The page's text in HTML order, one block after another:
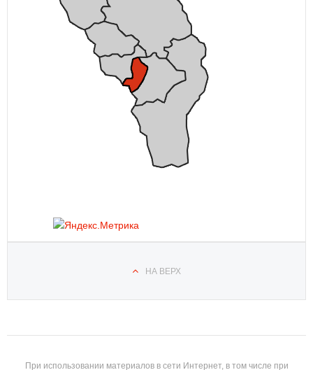
НА ВЕРХ
При использовании материалов в сети Интернет, в том числе при